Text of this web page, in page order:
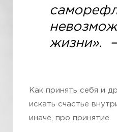
жизни».
Как принять себя и
искать счастье
иначе, про принятие.